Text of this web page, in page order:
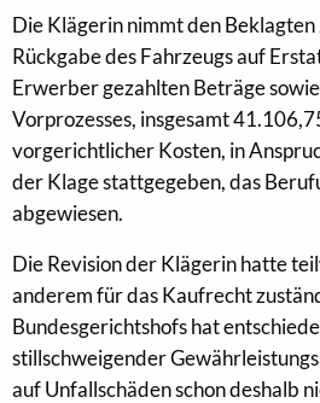
Die Klägerin nimmt den Beklagten
Rückgabe des Fahrzeugs auf
Erwerber gezahlten Beträge
Vorprozesses, insgesamt
vorgerichtlicher Kosten, in
der Klage stattgegeben, das
abgewiesen.
Die Revision der Klägerin hatte
anderem für das Kaufrecht
Bundesgerichtshofs hat
stillschweigender
auf Unfallschäden schon deshalb